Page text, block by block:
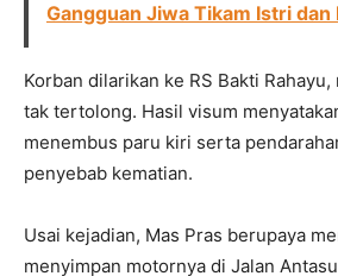
Gangguan Jiwa Tikam Istri
Korban dilarikan ke RS Bakti
tak tertolong. Hasil visum
menembus paru kiri serta
penyebab kematian.
Usai kejadian, Mas Pras berupaya
menyimpan motornya di Jalan